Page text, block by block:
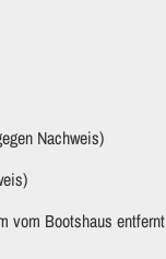
Nachweis)
vom Bootshaus entfernt